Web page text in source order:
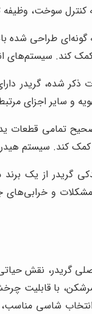
کنترل سوخت، وظیفه
طراحی شده
کند. سیستم‌های
ذکر شده، گریدر
و سایر اجزای
تمامی قطعات
کند. سیستم
گریدر از یک برند
گریدر، نقش
با قابلیت
شاسی